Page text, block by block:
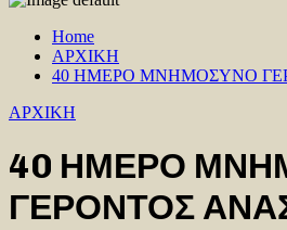
Home
ΑΡΧΙΚΗ
40 ΗΜΕΡΟ ΜΝΗΜΟΣΥΝΟ
ΑΡΧΙΚΗ
40 ΗΜΕΡΟ
ΓΕΡΟΝΤΟΣ